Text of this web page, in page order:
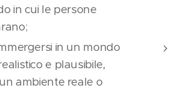
in cui le persone
in un mondo
e plausibile,
ambiente reale o